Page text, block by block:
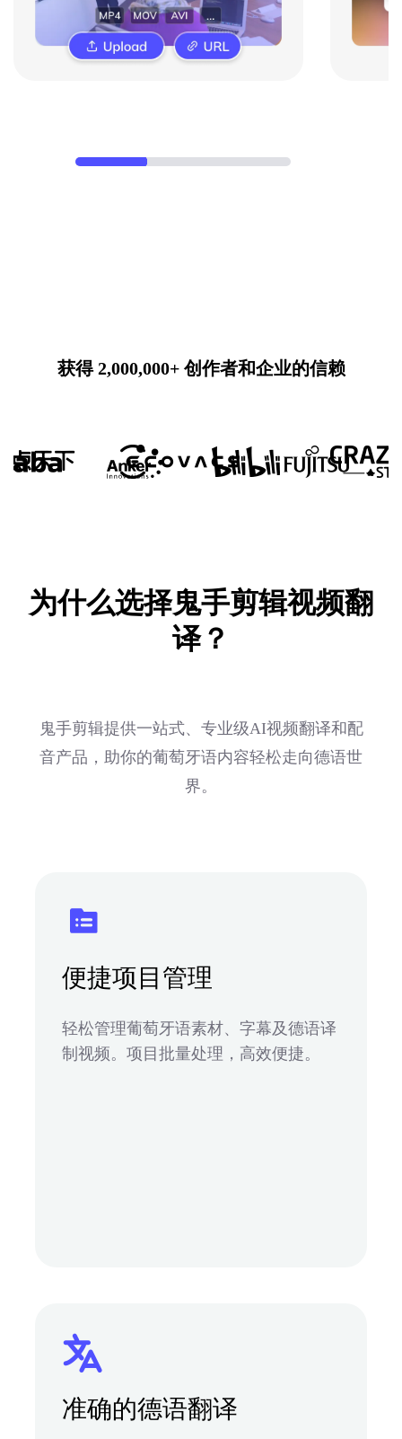
获得 2,000,000+ 创作者和企业的信赖
为什么选择鬼手剪辑视频翻
译？
鬼手剪辑提供一站式、专业级AI视频翻译和配
音产品，助你的葡萄牙语内容轻松走向德语世
界。
便捷项目管理
轻松管理葡萄牙语素材、字幕及德语译
制视频。项目批量处理，高效便捷。
准确的德语翻译